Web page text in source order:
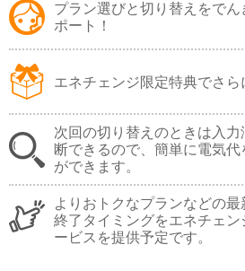
プラン選びと切り替えをで
ポート！
エネチェンジ限定特典でさら
次回の切り替えのときは入
断できるので、簡単に電気
ができます。
よりおトクなプランなどの
終了タイミングをエネチェ
ービスを提供予定です。